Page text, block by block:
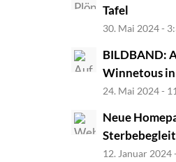
Tafel
30. Mai 2024 -
BILDBAND:
Winnetous
24. Mai 2024 -
Neue
12. Januar 2024